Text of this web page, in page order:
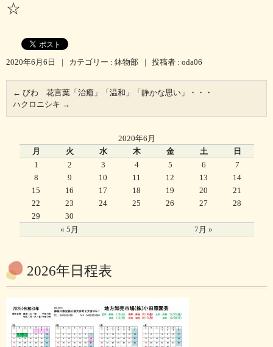
☆
2020年6月6日 | カテゴリー : 鉢物部 | 投稿者 : oda06
← びわ 花言葉「治癒」「温和」「静かな思い」・・・
ハクロニシキ →
2020年6月
月
火 水 木 金 土 日
« 5月 7月 »
1 2 3 4 5 6
7
8
9 10 11 12 13
14
15
16 17 18 19 20
21
22
23 24 25 26 27
28
29
30
2026年日程表